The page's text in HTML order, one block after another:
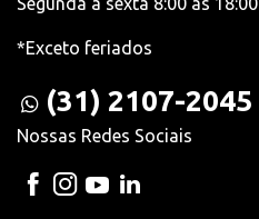
*Exceto feriados
(31) 2107-2045
Nossas Redes Sociais